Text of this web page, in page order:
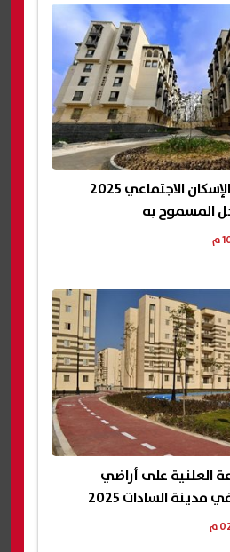
شروط حجز وحدات الإسكان الاجتماعي 2025
المسموح به
العلنية على أراضي
السادات 2025